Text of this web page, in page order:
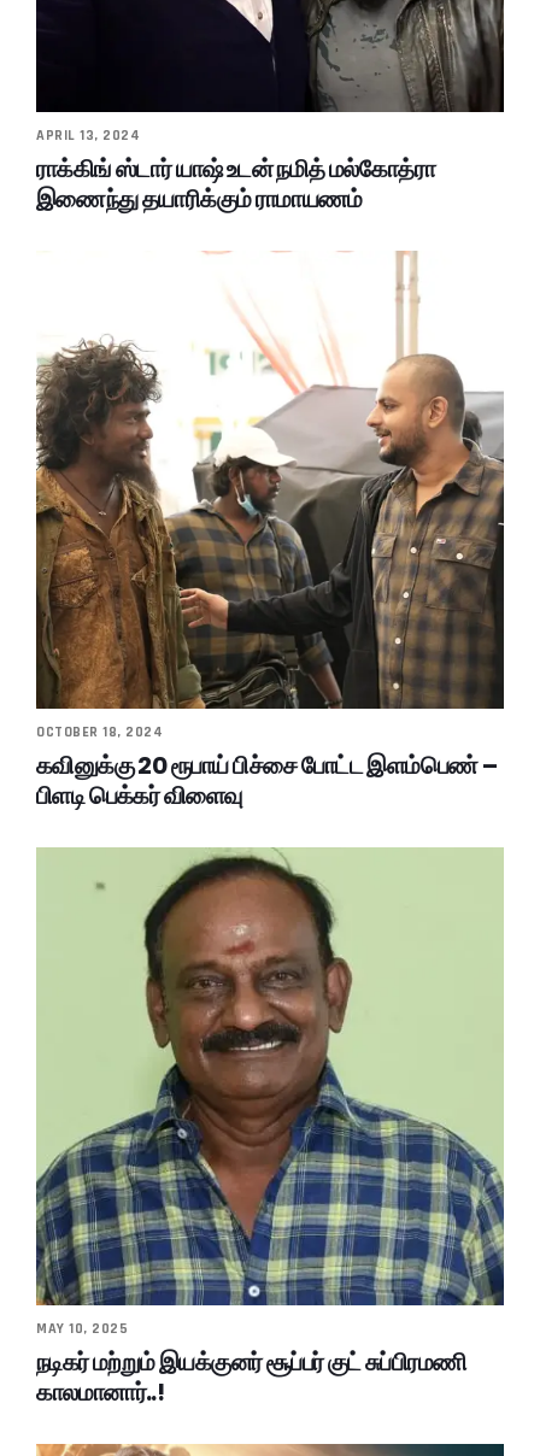
APRIL 13, 2024
ராக்கிங் ஸ்டார் யாஷ் உடன் நமித் மல்கோத்ரா
இணைந்து தயாரிக்கும் ராமாயணம்
OCTOBER 18, 2024
கவினுக்கு 20 ரூபாய் பிச்சை போட்ட இளம்பெண் –
பிளடி பெக்கர் விளைவு
MAY 10, 2025
நடிகர் மற்றும் இயக்குனர் சூப்பர் குட் சுப்பிரமணி
காலமானார்..!